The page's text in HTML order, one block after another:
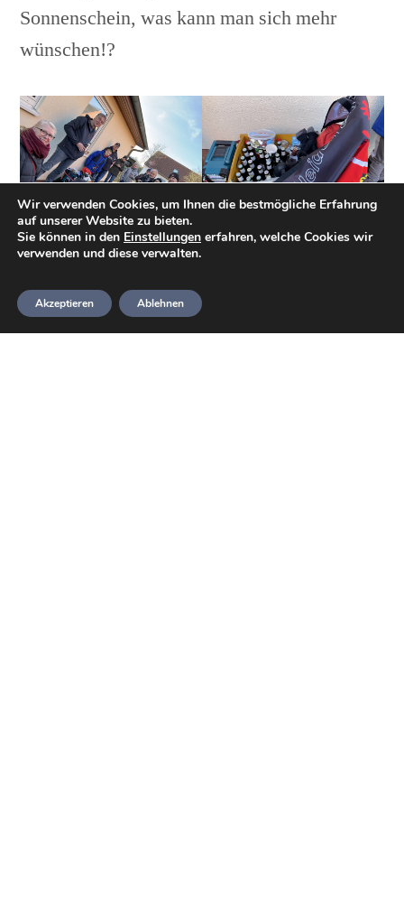
Sonnenschein, was kann man sich mehr
wünschen!?
Kleine aber lustige Gruppe Es ist für alle was dabei
waren, starteten wir unsere Tour durch die
Eckernworth in Richtung Krug Dreikronen.
Wir verwenden Cookies, um Ihnen die bestmögliche Erfahrung
auf unserer Website zu bieten.
Sie können in den Einstellungen erfahren, welche Cookies wir
verwenden und diese verwalten.
Akzeptieren Ablehnen